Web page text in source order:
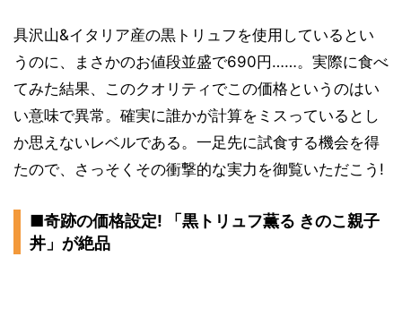
具沢山&イタリア産の黒トリュフを使用しているとい
うのに、まさかのお値段並盛で690円……。実際に食べ
てみた結果、このクオリティでこの価格というのはい
い意味で異常。確実に誰かが計算をミスっているとし
か思えないレベルである。一足先に試食する機会を得
たので、さっそくその衝撃的な実力を御覧いただこう!
■奇跡の価格設定! 「黒トリュフ薫る きのこ親子
丼」が絶品